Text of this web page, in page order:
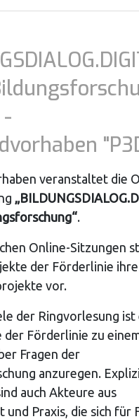
veranstaltet die
.
Online-Sitzungen
der Förderlinie ihre
vor.
der Ringvorlesung ist
der Förderlinie zu
Fragen der
anzuregen.
auch Akteure aus
und Praxis, die sich für